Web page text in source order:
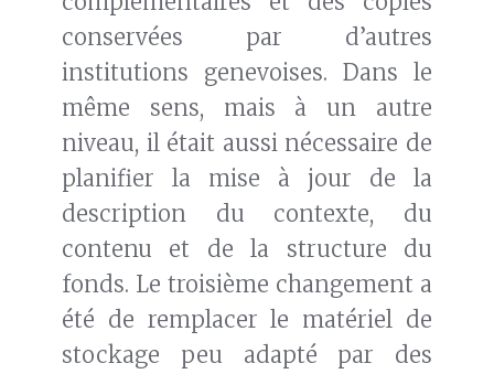
conservées par d’autres
institutions genevoises. Dans le
même sens, mais à un autre
niveau, il était aussi nécessaire de
planifier la mise à jour de la
description du contexte, du
contenu et de la structure du
fonds. Le troisième changement a
été de remplacer le matériel de
stockage peu adapté par des